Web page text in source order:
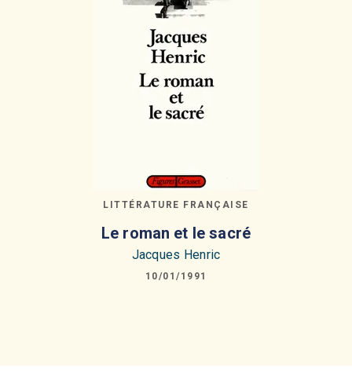
LITTÉRATURE FRANÇAISE
Le roman et le sacré
Jacques Henric
10/01/1991